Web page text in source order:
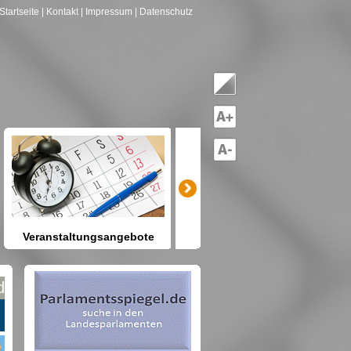
Startseite | Kontakt | Impressum | Datenschutz
Veranstaltungsangebote
Sie Berlin und seine Angebote?
nach Gruppen--->hier drücken